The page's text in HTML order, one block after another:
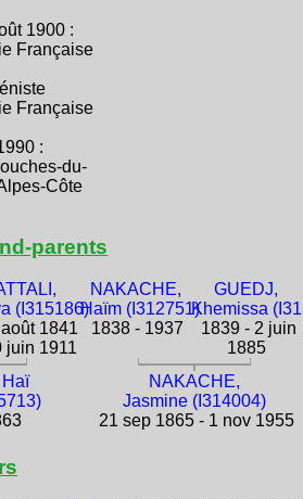
1900 :
Française
Française
:
du-
Côte
parents
(I315186)
1841
juin 1911
NAKACHE,
Haïm (I312751)
1838 - 1937
GUEDJ,
Khemissa
1839 - 2 juin
1885
Haï
NAKACHE,
Jasmine (I314004)
21 sep 1865 - 1 nov 1955